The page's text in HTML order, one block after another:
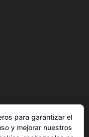
para garantizar el
y mejorar nuestros